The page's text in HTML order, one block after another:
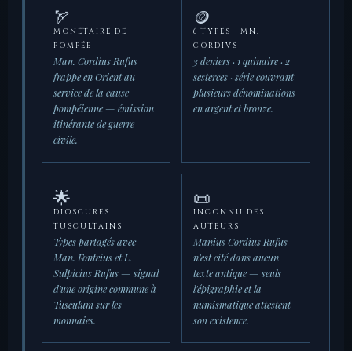
🏹
MONÉTAIRE DE
POMPÉE
Man. Cordius Rufus
frappe en Orient au
service de la cause
pompéienne — émission
itinérante de guerre
civile.
🪙
6 TYPES · MN.
CORDIVS
3 deniers · 1 quinaire · 2
sesterces · série couvrant
plusieurs dénominations
en argent et bronze.
🌟
DIOSCURES
TUSCULTAINS
Types partagés avec
Man. Fonteius et L.
Sulpicius Rufus — signal
d'une origine commune à
Tusculum sur les
monnaies.
📜
INCONNU DES
AUTEURS
Manius Cordius Rufus
n'est cité dans aucun
texte antique — seuls
l'épigraphie et la
numismatique attestent
son existence.